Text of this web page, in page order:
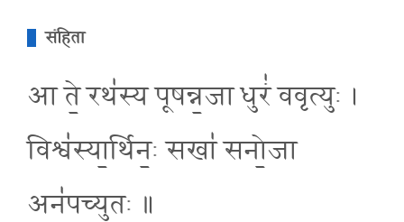
संहिता
आ ते॒ रथ॑स्य पूषन्न॒जा धुरं॑ ववृत्युः ।
विश्व॑स्या॒र्थिन॒ः सखा॑ सनो॒जा
अन॑पच्युतः ॥